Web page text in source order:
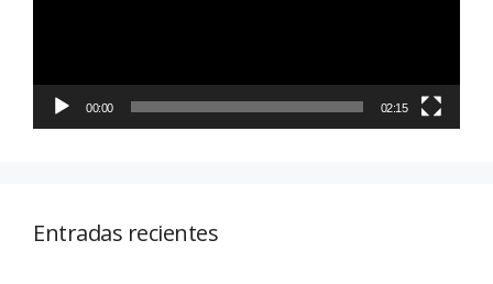
00:00 02:15
Entradas recientes